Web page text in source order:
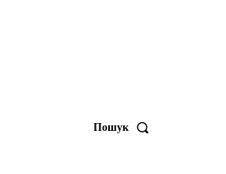
Пошук